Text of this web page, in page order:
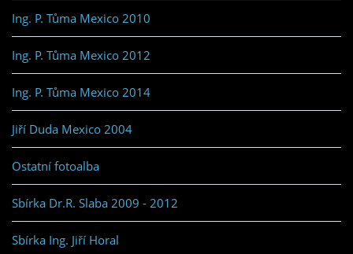
Ing. P. Tůma Mexico 2010
Ing. P. Tůma Mexico 2012
Ing. P. Tůma Mexico 2014
Jiří Duda Mexico 2004
Ostatní fotoalba
Sbírka Dr.R. Slaba 2009 - 2012
Sbírka Ing. Jiří Horal